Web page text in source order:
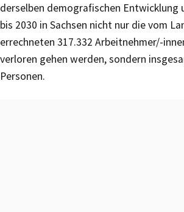
derselben demografischen Entwicklung
bis 2030 in Sachsen nicht nur die vom
errechneten 317.332 Arbeitnehmer/-
verloren gehen werden, sondern
Personen.